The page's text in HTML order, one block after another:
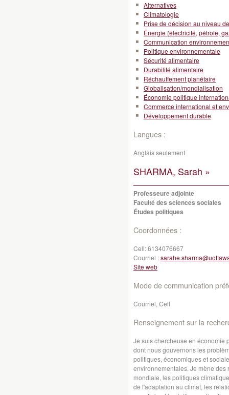
Alternatives
Climatologie
Prise de décision au niveau
Énergie (électricité, pétrole,
Communication
Politique environnementale
Sécurité alimentaire
Durabilité alimentaire
Réchauffement planétaire
Globalisation/mondialisation
Économie politique
Commerce international et
Développement durable
Langues :
Anglais seulement
SHARMA, Sarah »
Professeure adjointe
Faculté des sciences sociales
Études politiques
Coordonnées :
Cell:6134076667
Courriel :
Site web
Mode de communication
Courriel, Cell
Renseignement sur la
Je suis chercheuse en économie
dont nous gouvernons les
politiques, économiques et
environnementales. Je mène
mondiale, les politiques
de l'adaptation au climat, les